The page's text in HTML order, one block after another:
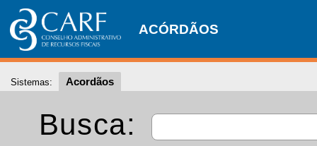
ACÓRDÃOS
Sistemas: Acordãos
Busca: